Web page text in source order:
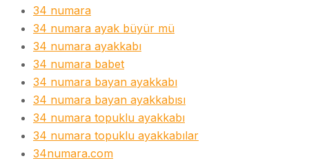
34 numara
34 numara ayak büyür mü
34 numara ayakkabı
34 numara babet
34 numara bayan ayakkabı
34 numara bayan ayakkabısı
34 numara topuklu ayakkabı
34 numara topuklu ayakkabılar
34numara.com